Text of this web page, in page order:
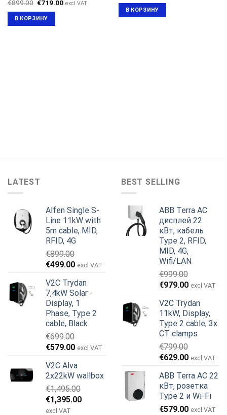
€899.00 Первоначальная
составляла
€899.00.
€719.00Текущая
excl VAT
В КОРЗИНУ
составляла
€1,299.00.
В КОРЗИНУ
LATEST
Alfen Single S-
Line 11kW with
5m cable, MID,
RFID, 4G
€899.00
Первоначальная
составляла
€899.00.
€499.00Текущая
€499.00.
excl VAT
V2C Trydan
7,4kW Solar -
Display, 1
Phase, Type 2
cable, Black
€699.00
Первоначальная
составляла
€699.00.
€579.00Текущая
€579.00.
excl VAT
V2C Alva
2x22kW wallbox
€1,495.00
Первоначальная
цена
€1,395.00Текущая
excl VAT
BEST SELLING
ABB Terra AC
дисплей 22
кВт, кабель
Type 2, RFID,
MID, 4G,
Wifi/LAN
€999.00
Первоначальная
составляла
€999.00.
€979.00Текущая
€979.00.
excl VAT
V2C Trydan
11kW, Display,
Type 2 cable, 3x
CT clamps
€799.00
Первоначальная
составляла
€799.00.
€629.00Текущая
€629.00.
excl VAT
ABB Terra AC 22
кВт, розетка
Type 2 и Wi-Fi
€579.00 excl VAT